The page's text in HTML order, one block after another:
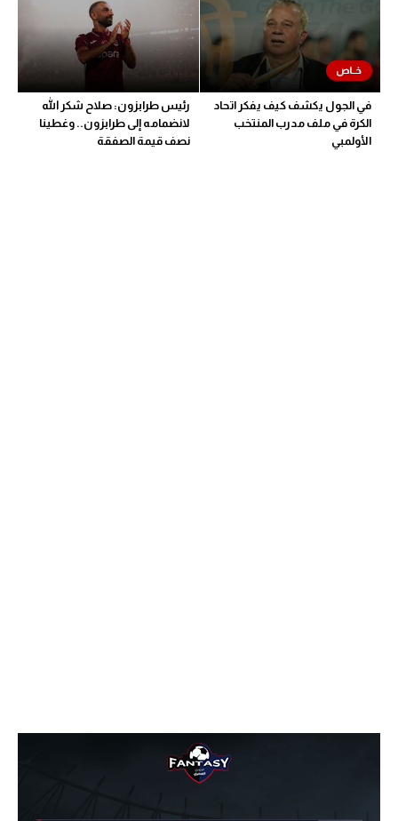
في الجول يكشف كيف يفكر اتحاد
الكرة في ملف مدرب المنتخب
الأولمبي
رئيس طرابزون: صلاح شكر الله
لانضمامه إلى طرابزون.. وغطينا
نصف قيمة الصفقة